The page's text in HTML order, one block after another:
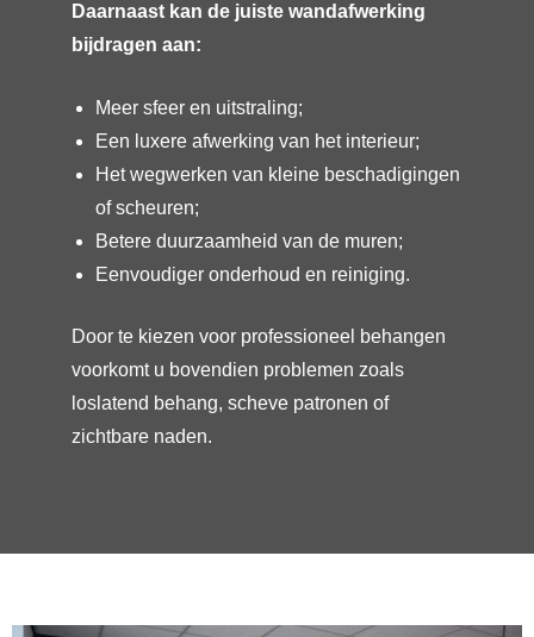
Daarnaast kan de juiste wandafwerking
bijdragen aan:
Meer sfeer en uitstraling;
Een luxere afwerking van het interieur;
Het wegwerken van kleine beschadigingen
of scheuren;
Betere duurzaamheid van de muren;
Eenvoudiger onderhoud en reiniging.
Door te kiezen voor professioneel behangen
voorkomt u bovendien problemen zoals
loslatend behang, scheve patronen of
zichtbare naden.